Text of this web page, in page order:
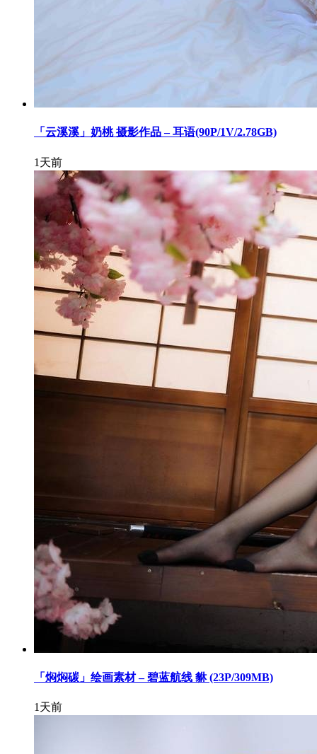
「云溪溪」奶桃 摄影作品 – 耳语(90P/1V/2.78GB)
1天前
「焖焖碳」绘画素材 – 碧蓝航线 貅 (23P/309MB)
1天前